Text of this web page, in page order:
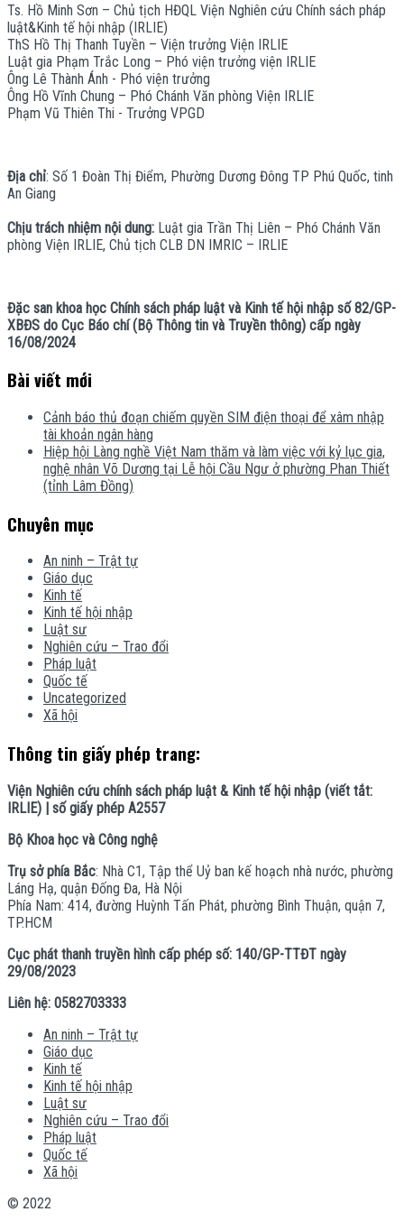
Ts. Hồ Minh Sơn – Chủ tịch HĐQL Viện Nghiên cứu Chính sách pháp
luật&Kinh tế hội nhập (IRLIE)
ThS Hồ Thị Thanh Tuyền – Viện trưởng Viện IRLIE
Luật gia Phạm Trắc Long – Phó viện trưởng viện IRLIE
Ông Lê Thành Ánh - Phó viện trưởng
Ông Hồ Vĩnh Chung – Phó Chánh Văn phòng Viện IRLIE
Phạm Vũ Thiên Thi - Trưởng VPGD
Địa chỉ: Số 1 Đoàn Thị Điểm, Phường Dương Đông TP Phú Quốc, tinh
An Giang
Chịu trách nhiệm nội dung: Luật gia Trần Thị Liên – Phó Chánh Văn
phòng Viện IRLIE, Chủ tịch CLB DN IMRIC – IRLIE
Đặc san khoa học Chính sách pháp luật và Kinh tế hội nhập số 82/GP-
XBĐS do Cục Báo chí (Bộ Thông tin và Truyền thông) cấp ngày
16/08/2024
Bài viết mới
Cảnh báo thủ đoạn chiếm quyền SIM điện thoại để xâm nhập
tài khoản ngân hàng
Hiệp hội Làng nghề Việt Nam thăm và làm việc với kỷ lục gia,
nghệ nhân Võ Dương tại Lễ hội Cầu Ngư ở phường Phan Thiết
(tỉnh Lâm Đồng)
Chuyên mục
An ninh – Trật tự
Giáo dục
Kinh tế
Kinh tế hội nhập
Luật sư
Nghiên cứu – Trao đổi
Pháp luật
Quốc tế
Uncategorized
Xã hội
Thông tin giấy phép trang:
Viện Nghiên cứu chính sách pháp luật & Kinh tế hội nhập (viết tắt:
IRLIE) | số giấy phép A2557
Bộ Khoa học và Công nghệ
Trụ sở phía Bắc: Nhà C1, Tập thể Uỷ ban kế hoạch nhà nước, phường
Láng Hạ, quận Đống Đa, Hà Nội
Phía Nam: 414, đường Huỳnh Tấn Phát, phường Bình Thuận, quận 7,
TP.HCM
Cục phát thanh truyền hình cấp phép số: 140/GP-TTĐT ngày
29/08/2023
Liên hệ: 0582703333
An ninh – Trật tự
Giáo dục
Kinh tế
Kinh tế hội nhập
Luật sư
Nghiên cứu – Trao đổi
Pháp luật
Quốc tế
Xã hội
© 2022